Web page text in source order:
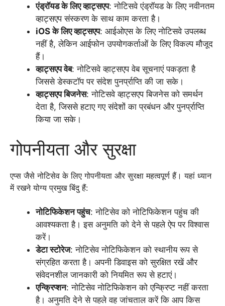
एंड्रॉयड के लिए व्हाट्सएप: नोटिसवे एंड्रॉयड के लिए नवीनतम
व्हाट्सएप संस्करण के साथ काम करता है।
iOS के लिए व्हाट्सएप: आईओएस के लिए नोटिसवे उपलब्ध
नहीं है, लेकिन आईफोन उपयोगकर्ताओं के लिए विकल्प मौजूद
हैं।
व्हाट्सएप वेब: नोटिसवे व्हाट्सएप वेब सूचनाएं पकड़ता है
जिससे डेस्कटॉप पर संदेश पुनर्प्राप्ति की जा सके।
व्हाट्सएप बिजनेस: नोटिसवे व्हाट्सएप बिजनेस को समर्थन
देता है, जिससे हटाए गए संदेशों का प्रबंधन और पुनर्प्राप्ति
किया जा सके।
गोपनीयता और सुरक्षा
एप्स जैसे नोटिसेव के लिए गोपनीयता और सुरक्षा महत्वपूर्ण हैं। यहां ध्यान
में रखने योग्य प्रमुख बिंदु हैं:
नोटिफिकेशन पहुंच: नोटिसेव को नोटिफिकेशन पहुंच की
आवश्यकता है। इस अनुमति को देने से पहले ऐप पर विश्वास
करें।
डेटा स्टोरेज: नोटिसेव नोटिफिकेशन को स्थानीय रूप से
संग्रहित करता है। अपनी डिवाइस को सुरक्षित रखें और
संवेदनशील जानकारी को नियमित रूप से हटाएं।
एन्क्रिप्शन: नोटिसेव नोटिफिकेशन को एन्क्रिप्ट नहीं करता
है। अनुमति देने से पहले वह जांचताल करें कि आप किस